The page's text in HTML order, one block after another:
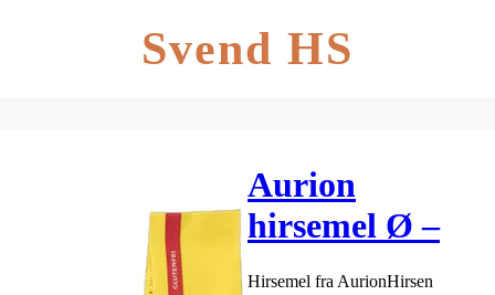
Svend HS
Aurion
hirsemel Ø –
600 g
Hirsemel fra AurionHirsen